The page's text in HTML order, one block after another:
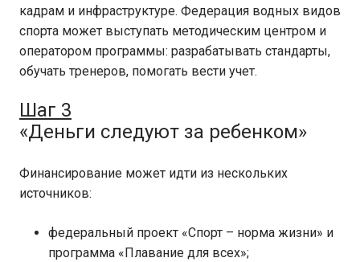
кадрам и инфраструктуре. Федерация водных видов
спорта может выступать методическим центром и
оператором программы: разрабатывать стандарты,
обучать тренеров, помогать вести учет.
Шаг 3
«Деньги следуют за ребенком»
Финансирование может идти из нескольких
источников:
федеральный проект «Спорт – норма жизни» и
программа «Плавание для всех»;